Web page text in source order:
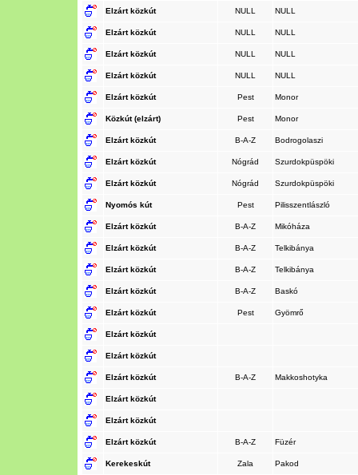
Elzárt közkút NULL NULL
Elzárt közkút NULL NULL
Elzárt közkút NULL NULL
Elzárt közkút NULL NULL
Elzárt közkút Pest Monor
Közkút (elzárt) Pest Monor
Elzárt közkút B-A-Z Bodrogolaszi
Elzárt közkút Nógrád Szurdokpüspöki
Elzárt közkút Nógrád Szurdokpüspöki
Nyomós kút Pest Pilisszentlászló
Elzárt közkút B-A-Z Mikóháza
Elzárt közkút B-A-Z Telkibánya
Elzárt közkút B-A-Z Telkibánya
Elzárt közkút B-A-Z Baskó
Elzárt közkút Pest Gyömrő
Elzárt közkút
Elzárt közkút
Elzárt közkút B-A-Z Makkoshotyka
Elzárt közkút
Elzárt közkút
Elzárt közkút B-A-Z Füzér
Kerekeskút Zala Pakod